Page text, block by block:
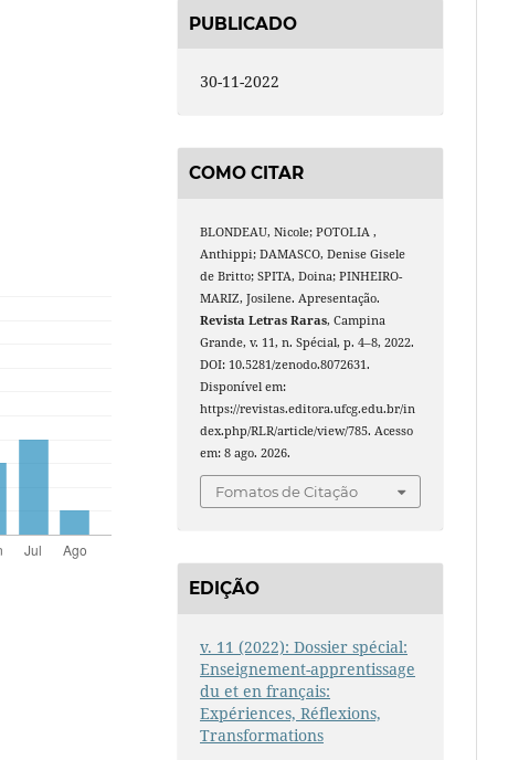
PUBLICADO
30-11-2022
COMO CITAR
BLONDEAU, Nicole; POTOLIA ,
Anthippi; DAMASCO, Denise Gisele
de Britto; SPITA, Doina; PINHEIRO-
MARIZ, Josilene. Apresentação.
Revista Letras Raras, Campina
Grande, v. 11, n. Spécial, p. 4–8, 2022.
DOI: 10.5281/zenodo.8072631.
Disponível em:
https://revistas.editora.ufcg.edu.br/in
dex.php/RLR/article/view/785. Acesso
em: 8 ago. 2026.
Fomatos de Citação
EDIÇÃO
v. 11 (2022): Dossier spécial:
Enseignement-apprentissage
du et en français:
Expériences, Réflexions,
Transformations